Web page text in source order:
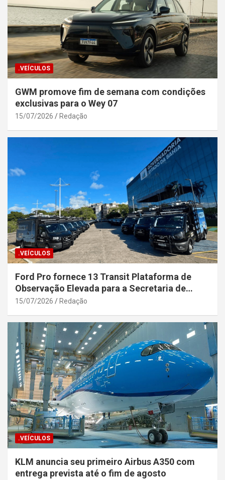
.VEÍCULOS
GWM promove fim de semana com condições
exclusivas para o Wey 07
15/07/2026 Redação
.VEÍCULOS
Ford Pro fornece 13 Transit Plataforma de
Observação Elevada para a Secretaria de
Segurança Pública da Bahia
15/07/2026 Redação
.VEÍCULOS
KLM anuncia seu primeiro Airbus A350 com
entrega prevista até o fim de agosto